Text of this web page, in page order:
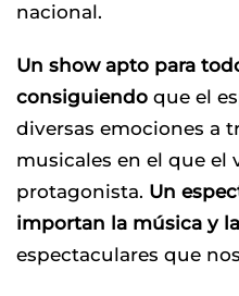
nacional.
Un show apto para
consiguiendo que el
diversas emociones a
musicales en el que el
protagonista. Un
importan la música y
espectaculares que